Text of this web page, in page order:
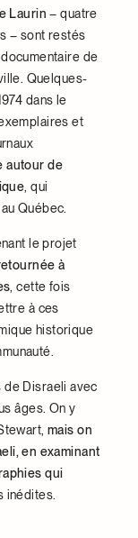
Laurin – quatre
– sont restés
de
Quelques-
dans le
et
autour de
, qui
Québec.
le projet
à
, cette fois
à ces
historique
de Disraeli avec
âges. On y
mais on
en examinant
qui
inédites.